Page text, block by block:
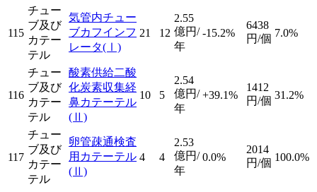
115
チュー
ブ及び
カテー
テル
気管内チュー
ブカフインフ
レータ(Ⅰ)
21 12
2.55
億円/
年
-15.2%
6438
円/個 7.0%
116
チュー
ブ及び
カテー
テル
酸素供給二酸
化炭素収集経
鼻カテーテル
(Ⅱ)
10 5
2.54
億円/
年
+39.1%
1412
円/個 31.2%
117
チュー
ブ及び
カテー
テル
卵管疎通検査
用カテーテル
(Ⅱ)
4 4
2.53
億円/
年
0.0%
2014
円/個 100.0%